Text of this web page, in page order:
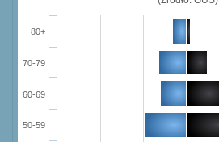
50-59
60-69
70-79
80+